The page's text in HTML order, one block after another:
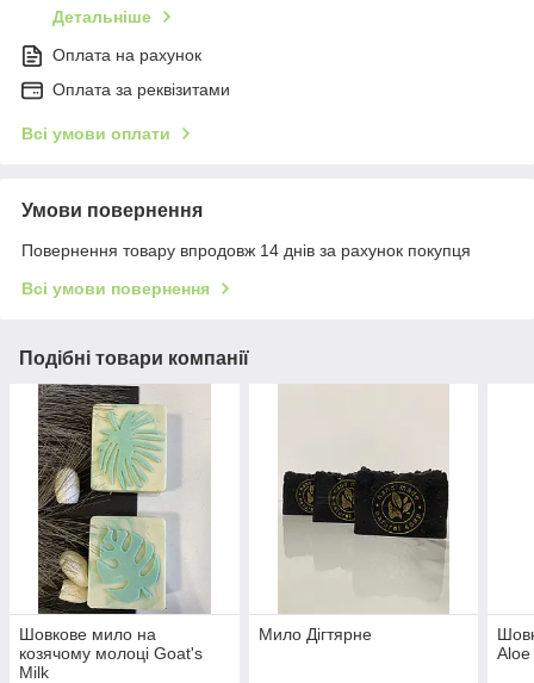
Детальніше
Оплата на рахунок
Оплата за реквізитами
Всі умови оплати
Умови повернення
Повернення товару впродовж 14 днів за рахунок покупця
Всі умови повернення
Подібні товари компанії
Шовкове мило на
козячому молоці Goat's
Milk
Мило Дігтярне
Aloe